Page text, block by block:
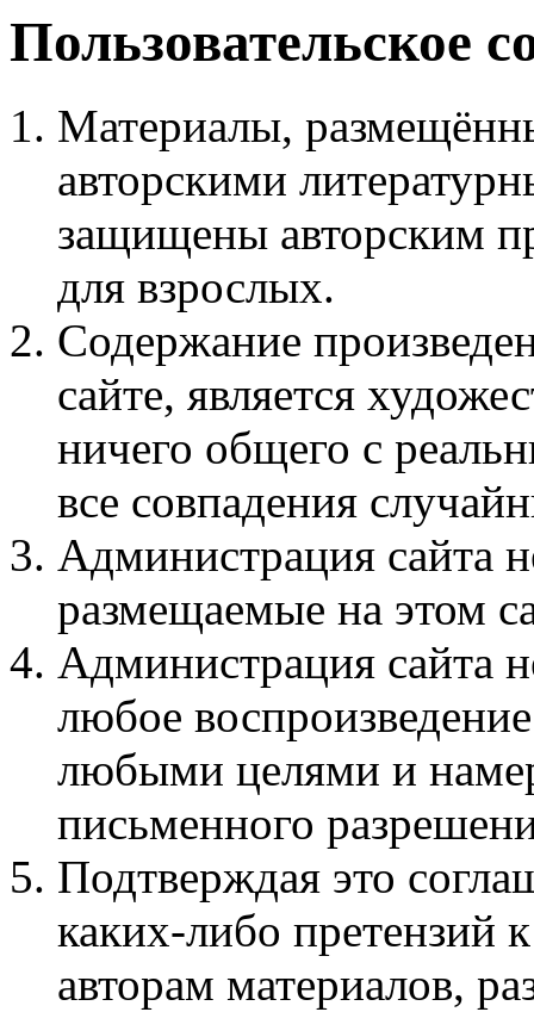
Пользовательское
Материалы,
авторскими
защищены авторским
для взрослых.
Содержание
сайте, является
ничего общего с
все совпадения
Администрация сайта
размещаемые на этом
Администрация сайта
любое
любыми целями и
письменного
Подтверждая это
каких-либо претензий
авторам материалов,